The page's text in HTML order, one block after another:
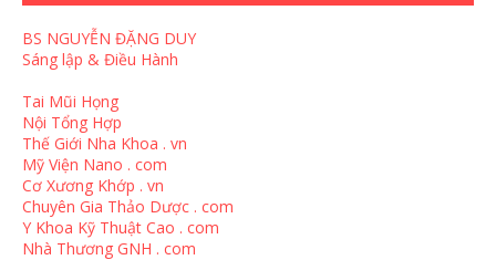
BS NGUYỄN ĐẶNG DUY
Sáng lập & Điều Hành
Tai Mũi Họng
Nội Tổng Hợp
Thế Giới Nha Khoa . vn
Mỹ Viện Nano . com
Cơ Xương Khớp . vn
Chuyên Gia Thảo Dược . com
Y Khoa Kỹ Thuật Cao . com
Nhà Thương GNH . com